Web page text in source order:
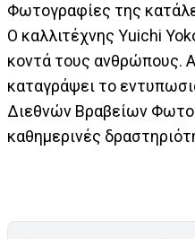
Φωτογραφίες της
Ο καλλιτέχνης Yuichi
κοντά τους ανθρώπους.
καταγράψει το
Διεθνών Βραβείων
καθημερινές